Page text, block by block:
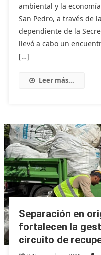
ambiental y la
San Pedro, a través de
dependiente de la
llevó a cabo un
[…]
Leer más...
Separación en
fortalecen la
circuito de